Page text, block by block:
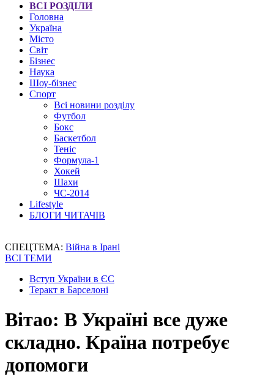
ВСІ РОЗДІЛИ
Головна
Україна
Місто
Світ
Бізнес
Наука
Шоу-бізнес
Спорт
Всі новини розділу
Футбол
Бокс
Баскетбол
Теніс
Формула-1
Хокей
Шахи
ЧС-2014
Lifestyle
БЛОГИ ЧИТАЧІВ
СПЕЦТЕМА: Війна в Ірані
ВСІ ТЕМИ
Вступ України в ЄС
Теракт в Барселоні
Вітао: В Україні все дуже
складно. Країна потребує
допомоги